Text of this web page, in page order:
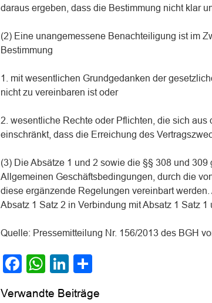
daraus ergeben, dass die Bestimmung nicht klar
(2) Eine unangemessene Benachteiligung ist im
Bestimmung
1. mit wesentlichen Grundgedanken der
nicht zu vereinbaren ist oder
2. wesentliche Rechte oder Pflichten, die sich aus
einschränkt, dass die Erreichung des
(3) Die Absätze 1 und 2 sowie die §§ 308 und
Allgemeinen Geschäftsbedingungen, durch die
diese ergänzende Regelungen vereinbart
Absatz 1 Satz 2 in Verbindung mit Absatz 1 Satz 1
Quelle: Pressemitteilung Nr. 156/2013 des BGH
Facebook
WhatsApp
LinkedIn
Verwandte Beiträge